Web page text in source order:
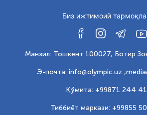
Биз ижтимоий
Манзил: Тошкент 100027, Ботир
Э-почта: info@olympic.uz ,
Қўмита: +99871 244
Тиббиёт маркази: +99855